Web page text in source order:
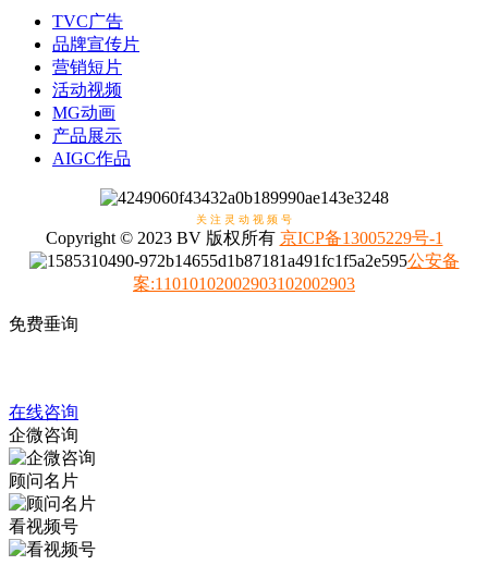
TVC广告
品牌宣传片
营销短片
活动视频
MG动画
产品展示
AIGC作品
关 注 灵 动 视 频 号
Copyright © 2023 BV 版权所有 京ICP备13005229号-1
公安备
案:11010102002903102002903
免费垂询
在线咨询
企微咨询
顾问名片
看视频号